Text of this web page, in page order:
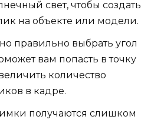
свет, чтобы создать
на объекте или модели.
правильно выбрать угол
вам попасть в точку
количество
в кадре.
получаются слишком